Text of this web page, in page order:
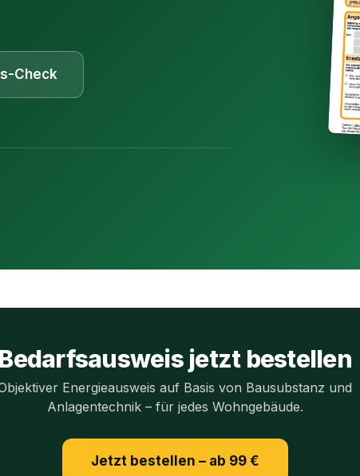
Check
Bedarfsausweis jetzt bestellen
Energieausweis auf Basis von Bausubstanz und
Anlagentechnik – für jedes Wohngebäude.
Jetzt bestellen – ab 99 €